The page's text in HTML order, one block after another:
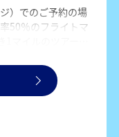
）でのご予約の場
50％のフライトマ
マイルのツアーマ